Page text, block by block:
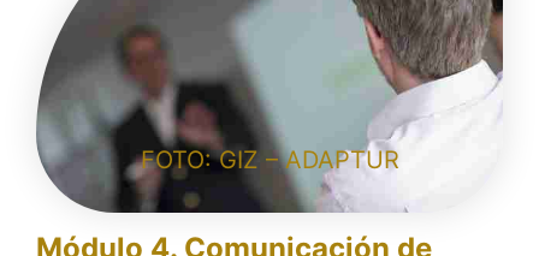
FOTO: GIZ – ADAPTUR
Módulo 4. Comunicación de